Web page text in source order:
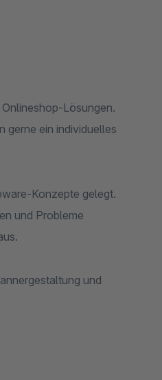
Lösungen.
gerne ein individuelles
Konzepte gelegt.
und Probleme
und